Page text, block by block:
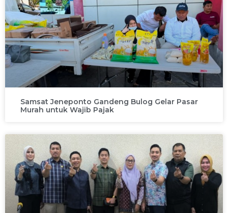
Samsat Jeneponto Gandeng Bulog Gelar Pasar
Murah untuk Wajib Pajak